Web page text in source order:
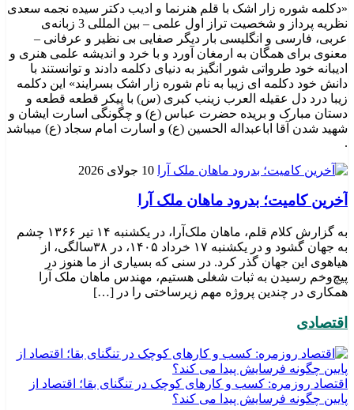
«دکلمه شوره زار اشک با قلم هنرنما و ادیب دکتر سیده نجمه سعدی
نظریه پرداز و شخصیت تراز اول علمی – بین المللی 3 زبانه‌ی
عربی، فارسی و انگلیسی بار دیگر صفایی بی نظیر و عرفانی –
معنوی برای همگان به ارمغان آورد و با خرد و اندیشه علمی هنری و
ادیبانه خود طرواتی شور انگیز به دنیای دکلمه دادند و توانستند با
دانش خود دکلمه ای زیبا به نام شوره زار اشک بسرایند» این دکلمه
زیبا درد دل عقیله العرب زینب کبری (س) با پیکر قطعه قطعه و
دستان مبارک و بریده حضرت عباس (ع) و چگونگی اسارت ایشان و
شهید شدن آقا اباعبداله الحسین (ع) و اسارت امام سجاد (ع) میباشد
.
10 جولای 2026
​آخرین کامیت؛ بدرود ماهان ملک آرا
به گزارش کلام قلم، ماهان ملک‌آرا، در یکشنبه ۱۴ تیر ۱۳۶۶ چشم
به جهان گشود و در یکشنبه ۱۷ خرداد ۱۴۰۵، در ۳۸سالگی، از
هیاهوی این جهان گذر کرد. در سنی که بسیاری از ما هنوز در
پیچ‌وخم رسیدن به ثبات شغلی هستیم، مهندس ماهان ملک آرا
همکاری در چندین پروژه مهم زیرساختی را در […]
اقتصادی
اقتصاد روزمره: کسب‌ و کارهای کوچک در تنگنای بقا؛ اقتصاد از
پایین چگونه فرسایش پیدا می کند؟